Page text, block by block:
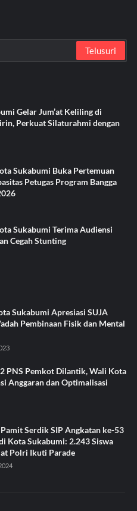
Gelar Jum’at Keliling di
Perkuat Silaturahmi dengan
Sukabumi Buka Pertemuan
Petugas Program Bangga
Sukabumi Terima Audiensi
Cegah Stunting
Sukabumi Apresiasi SUJA
Pembinaan Fisik dan Mental
PNS Pemkot Dilantik, Wali Kota
Anggaran dan Optimalisasi
Serdik SIP Angkatan ke-53
Kota Sukabumi: 2.243 Siswa
Polri Ikuti Parade